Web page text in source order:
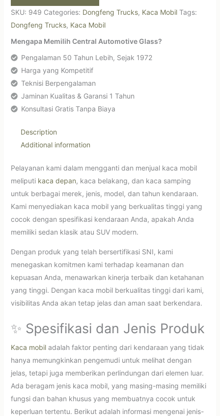
SKU: 949 Categories: Dongfeng Trucks, Kaca Mobil Tags:
Dongfeng Trucks, Kaca Mobil
Mengapa Memilih Central Automotive Glass?
Pengalaman 50 Tahun Lebih, Sejak 1972
Harga yang Kompetitif
Teknisi Berpengalaman
Jaminan Kualitas & Garansi 1 Tahun
Konsultasi Gratis Tanpa Biaya
Description
Additional information
Pelayanan kami dalam mengganti dan menjual kaca mobil
meliputi kaca depan, kaca belakang, dan kaca samping
untuk berbagai merek, jenis, model, dan tahun kendaraan.
Kami menyediakan kaca mobil yang berkualitas tinggi yang
cocok dengan spesifikasi kendaraan Anda, apakah Anda
memiliki sedan klasik atau SUV modern.
Dengan produk yang telah bersertifikasi SNI, kami
menegaskan komitmen kami terhadap keamanan dan
kepuasan Anda, menawarkan kinerja terbaik dan ketahanan
yang tinggi. Dengan kaca mobil berkualitas tinggi dari kami,
visibilitas Anda akan tetap jelas dan aman saat berkendara.
✨ Spesifikasi dan Jenis Produk
Kaca mobiladalah faktor penting dari kendaraan yang tidak
hanya memungkinkan pengemudi untuk melihat dengan
jelas, tetapi juga memberikan perlindungan dari elemen luar.
Ada beragam jenis kaca mobil, yang masing-masing memiliki
fungsi dan bahan khusus yang membuatnya cocok untuk
keperluan tertentu. Berikut adalah informasi mengenai jenis-